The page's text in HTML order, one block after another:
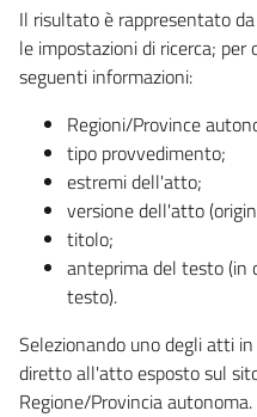
Il risultato è rappresentato
le impostazioni di ricerca;
seguenti informazioni:
Regioni/Province
tipo provvedimento;
estremi dell'atto;
versione dell'atto
titolo;
anteprima del testo (in
testo).
Selezionando uno degli atti
diretto all'atto esposto sul
Regione/Provincia autonoma.